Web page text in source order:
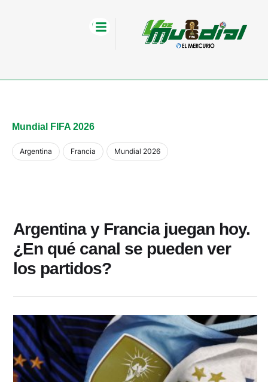
Mundial FIFA 2026
Argentina Francia Mundial 2026
Argentina y Francia juegan hoy.
¿En qué canal se pueden ver
los partidos?